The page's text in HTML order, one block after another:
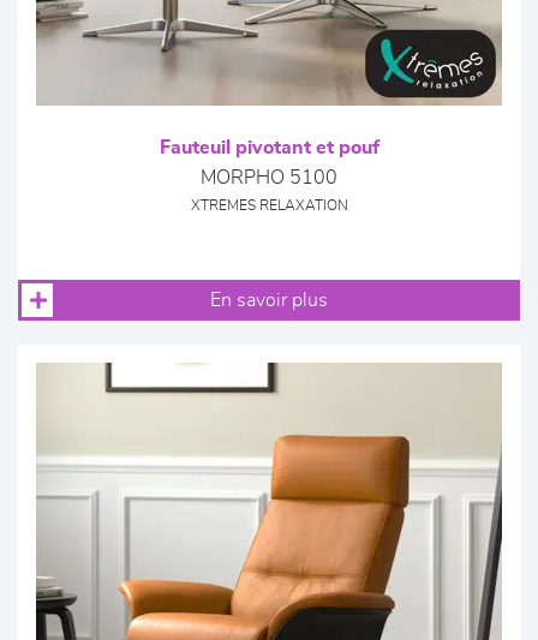
Fauteuil pivotant et pouf
MORPHO 5100
XTREMES RELAXATION
En savoir plus